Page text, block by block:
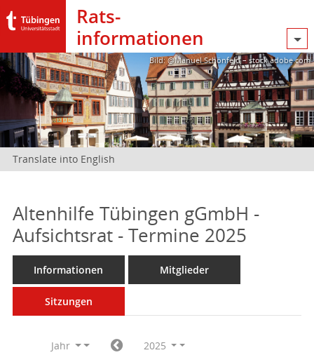
Rats­
informationen
Bild: @Manuel Schönfeld – stock.adobe.com
Translate into English
Altenhilfe Tübingen gGmbH -
Aufsichtsrat - Termine 2025
Informationen Mitglieder
Sitzungen
Jahr 2025